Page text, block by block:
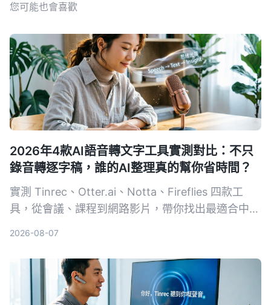
您可能也會喜歡
2026年4款AI語音轉文字工具實測對比：不只
錄音轉逐字稿，誰的AI整理真的幫你省時間？
實測 Tinrec、Otter.ai、Notta、Fireflies 四款工
具，從會議、課程到網路影片，帶你找出最適合中文
2026-08-07